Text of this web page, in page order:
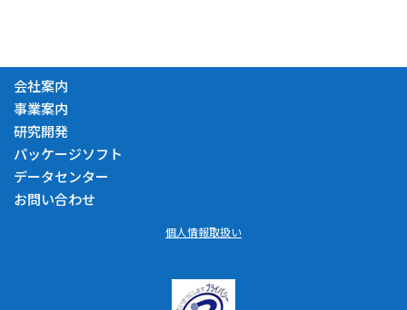
会社案内
事業案内
研究開発
パッケージソフト
データセンター
お問い合わせ
個人情報取扱い